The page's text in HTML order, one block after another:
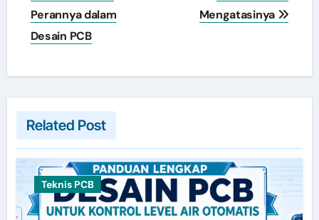
Perannya dalam
Desain PCB
Mengatasinya
Related Post
Teknis PCB